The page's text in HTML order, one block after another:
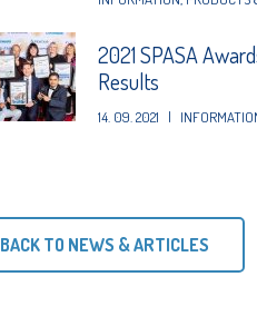
2021 SPASA
Results
14. 09. 2021 |
BACK TO NEWS & ARTICLES